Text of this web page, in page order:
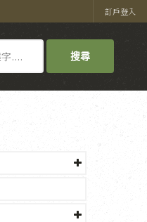
訂戶登入
搜尋